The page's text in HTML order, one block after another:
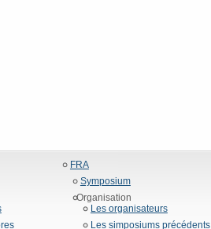
FRA
Symposium
Organisation
Les organisateurs
Les simposiums précédents